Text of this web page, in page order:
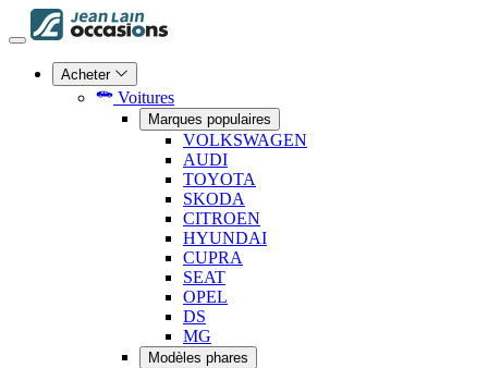
Acheter
Voitures
Marques populaires
VOLKSWAGEN
AUDI
TOYOTA
SKODA
CITROEN
HYUNDAI
CUPRA
SEAT
OPEL
DS
MG
Modèles phares